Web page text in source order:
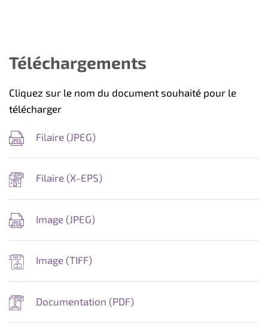
Téléchargements
Cliquez sur le nom du document souhaité pour le
télécharger
Filaire (JPEG)
Filaire (X-EPS)
Image (JPEG)
Image (TIFF)
Documentation (PDF)